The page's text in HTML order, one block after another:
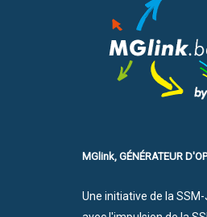
MGlink, GÉNÉRATEUR
Une initiative de la SSM-